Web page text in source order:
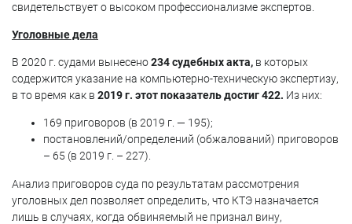
свидетельствует о высоком профессионализме экспертов.
Уголовные дела
В 2020 г. судами вынесено234 судебных акта, в которых
содержится указание на компьютерно-техническую экспертизу,
в то время как в 2019 г. этот показатель достиг 422. Из них:
169 приговоров (в 2019 г. — 195);
постановлений/определений (обжалований) приговоров
– 65 (в 2019 г. – 227).
Анализ приговоров суда по результатам рассмотрения
уголовных дел позволяет определить, что КТЭ назначается
лишь в случаях, когда обвиняемый не признал вину,